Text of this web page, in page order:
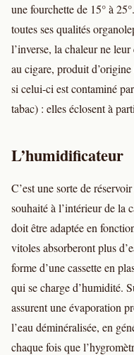
une fourchette de 15° à
toutes ses qualités
l’inverse, la chaleur ne
au cigare, produit
si celui-ci est contaminé
tabac) : elles éclosent à
L’humidificateur
C’est une sorte de
souhaité à l’intérieur de la
doit être adaptée en
vitoles absorberont plus
forme d’une cassette en
qui se charge d’humidité.
assurent une évaporation
l’eau déminéralisée, en
chaque fois que